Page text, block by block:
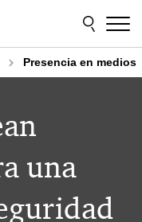
Presencia en medios
una